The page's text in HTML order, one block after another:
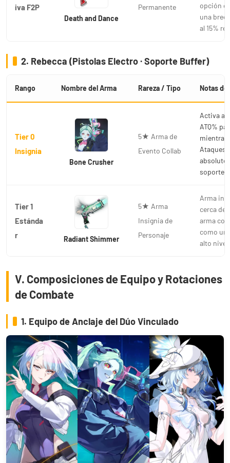
iva F2P
Death and Dance
Permanente
opción
una
al 15%
2. Rebecca (Pistolas Electro · Soporte Buffer)
Rango Nombre del Arma Rareza / Tipo Notas
Tier 0
Insignia
Bone Crusher
5★ Arma de
Evento Collab
Activa
ATQ%
mientras
Ataques
absoluto
soporte
Tier 1
Estánda
r
Radiant Shimmer
5★ Arma
Insignia de
Personaje
Arma
cerca del
arma
como un
alto nivel.
V. Composiciones de Equipo y Rotaciones
de Combate
1. Equipo de Anclaje del Dúo Vinculado